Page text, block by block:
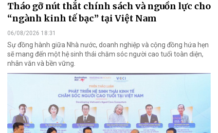
Tháo gỡ nút thắt chính sách và nguồn lực cho
“ngành kinh tế bạc” tại Việt Nam
06/08/2026 18:31
Sự đồng hành giữa Nhà nước, doanh nghiệp và cộng đồng hứa hẹn
sẽ mang đến một hệ sinh thái chăm sóc người cao tuổi toàn diện,
nhân văn và bền vững.